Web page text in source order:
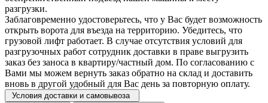
разгрузки.
Заблаговременно удостоверьтесь, что у Вас будет возможность
открыть ворота для въезда на территорию. Убедитесь, что
грузовой лифт работает. В случае отсутствия условий для
разгрузочных работ сотрудник доставки в праве выгрузить
заказ без заноса в квартиру/частный дом. По согласованию с
Вами мы можем вернуть заказ обратно на склад и доставить
вновь в другой удобный для Вас день за повторную оплату.
Условия доставки и самовывоза